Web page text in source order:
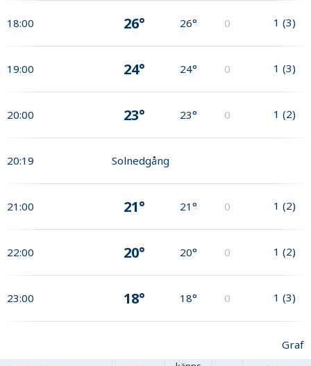
18:00 26° 26° 0 1 (3)
19:00 24° 24° 0 1 (3)
20:00 23° 23° 0 1 (2)
20:19 Solnedgång
21:00 21° 21° 0 1 (2)
22:00 20° 20° 0 1 (2)
23:00 18° 18° 0 1 (3)
Graf